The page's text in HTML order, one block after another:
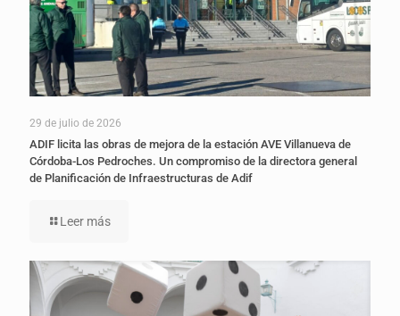
29 de julio de 2026
ADIF licita las obras de mejora de la estación AVE Villanueva de
Córdoba-Los Pedroches. Un compromiso de la directora general
de Planificación de Infraestructuras de Adif
Leer más